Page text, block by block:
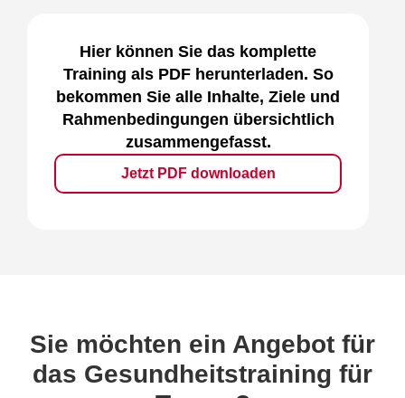
Hier können Sie das komplette
Training als PDF herunterladen. So
bekommen Sie alle Inhalte, Ziele und
Rahmenbedingungen übersichtlich
zusammengefasst.
Jetzt PDF downloaden
Sie möchten ein Angebot für
das Gesundheitstraining für